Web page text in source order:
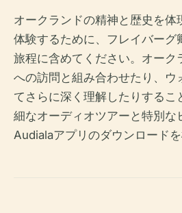
オークランドの精神と歴史を体
体験するために、フレイバーグ
旅程に含めてください。オーク
への訪問と組み合わせたり、ウ
てさらに深く理解したりするこ
細なオーディオツアーと特別な
Audialaアプリのダウンロードを